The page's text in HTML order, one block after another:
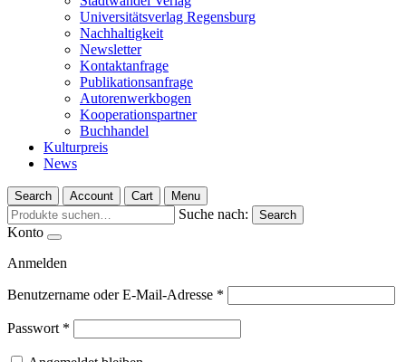
Universitätsverlag Regensburg
Nachhaltigkeit
Newsletter
Kontaktanfrage
Publikationsanfrage
Autorenwerkbogen
Kooperationspartner
Buchhandel
Kulturpreis
News
Search Account Cart Menu
Suche nach: Search
Konto
Anmelden
Benutzername oder E-Mail-Adresse *
Passwort *